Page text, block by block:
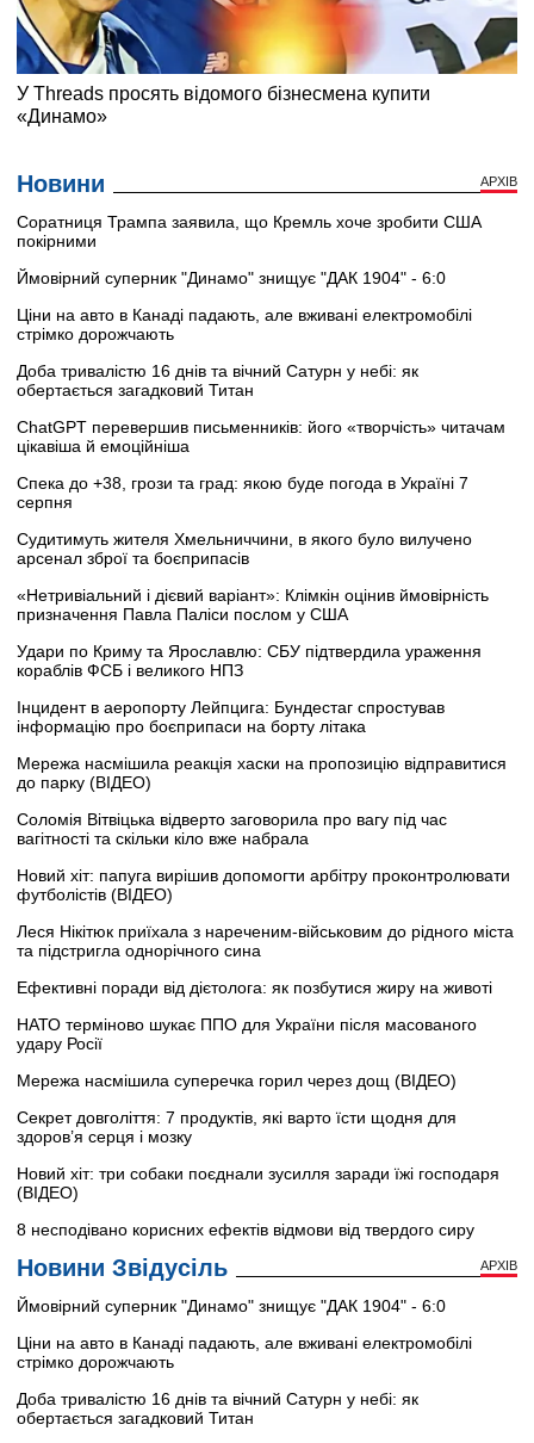
Новини АРХІВ
Соратниця Трампа заявила, що Кремль хоче зробити США
покірними
Ймовірний суперник "Динамо" знищує "ДАК 1904" - 6:0
Ціни на авто в Канаді падають, але вживані електромобілі
стрімко дорожчають
Доба тривалістю 16 днів та вічний Сатурн у небі: як
обертається загадковий Титан
ChatGPT перевершив письменників: його «творчість» читачам
цікавіша й емоційніша
Спека до +38, грози та град: якою буде погода в Україні 7
серпня
Судитимуть жителя Хмельниччини, в якого було вилучено
арсенал зброї та боєприпасів
«Нетривіальний і дієвий варіант»: Клімкін оцінив ймовірність
призначення Павла Паліси послом у США
Удари по Криму та Ярославлю: СБУ підтвердила ураження
кораблів ФСБ і великого НПЗ
Інцидент в аеропорту Лейпцига: Бундестаг спростував
інформацію про боєприпаси на борту літака
Мережа насмішила реакція хаски на пропозицію відправитися
до парку (ВІДЕО)
Соломія Вітвіцька відверто заговорила про вагу під час
вагітності та скільки кіло вже набрала
Новий хіт: папуга вирішив допомогти арбітру проконтролювати
футболістів (ВІДЕО)
Леся Нікітюк приїхала з нареченим-військовим до рідного міста
та підстригла однорічного сина
Ефективні поради від дієтолога: як позбутися жиру на животі
НАТО терміново шукає ППО для України після масованого
удару Росії
Мережа насмішила суперечка горил через дощ (ВІДЕО)
Секрет довголіття: 7 продуктів, які варто їсти щодня для
здоров’я серця і мозку
Новий хіт: три собаки поєднали зусилля заради їжі господаря
(ВІДЕО)
8 несподівано корисних ефектів відмови від твердого сиру
Новини Звідусіль АРХІВ
Ймовірний суперник "Динамо" знищує "ДАК 1904" - 6:0
Ціни на авто в Канаді падають, але вживані електромобілі
стрімко дорожчають
Доба тривалістю 16 днів та вічний Сатурн у небі: як
обертається загадковий Титан